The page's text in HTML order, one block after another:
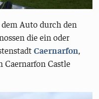
Auto durch den
die ein oder
Caernarfon,
Caernarfon Castle